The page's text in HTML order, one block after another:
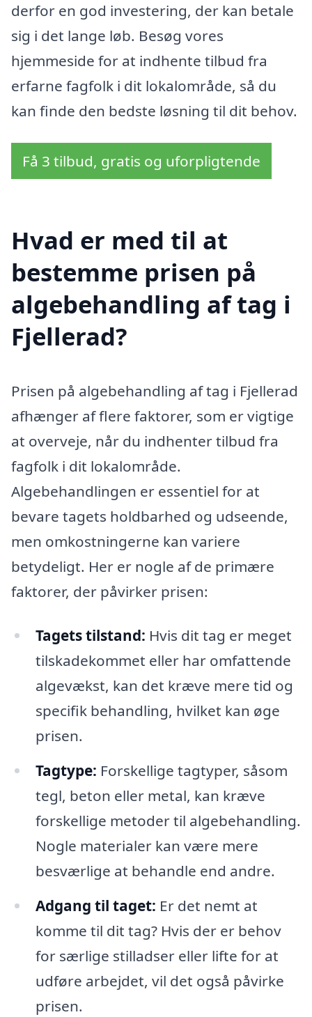
derfor en god investering, der kan betale
sig i det lange løb. Besøg vores
hjemmeside for at indhente tilbud fra
erfarne fagfolk i dit lokalområde, så du
kan finde den bedste løsning til dit behov.
Få 3 tilbud, gratis og uforpligtende
Hvad er med til at
bestemme prisen på
algebehandling af tag i
Fjellerad?
Prisen på algebehandling af tag i Fjellerad
afhænger af flere faktorer, som er vigtige
at overveje, når du indhenter tilbud fra
fagfolk i dit lokalområde.
Algebehandlingen er essentiel for at
bevare tagets holdbarhed og udseende,
men omkostningerne kan variere
betydeligt. Her er nogle af de primære
faktorer, der påvirker prisen:
Tagets tilstand: Hvis dit tag er meget
tilskadekommet eller har omfattende
algevækst, kan det kræve mere tid og
specifik behandling, hvilket kan øge
prisen.
Tagtype: Forskellige tagtyper, såsom
tegl, beton eller metal, kan kræve
forskellige metoder til algebehandling.
Nogle materialer kan være mere
besværlige at behandle end andre.
Adgang til taget: Er det nemt at
komme til dit tag? Hvis der er behov
for særlige stilladser eller lifte for at
udføre arbejdet, vil det også påvirke
prisen.